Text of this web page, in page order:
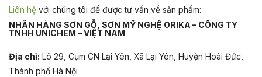
Liên hệ với chúng tôi để được tư vấn về sản phẩm:
NHÃN HÀNG SƠN GỖ, SƠN MỸ NGHỆ ORIKA – CÔNG TY
TNHH UNICHEM – VIỆT NAM
Địa chỉ: Lô 29, Cụm CN Lại Yên, Xã Lại Yên, Huyện Hoài Đức,
Thành phố Hà Nội